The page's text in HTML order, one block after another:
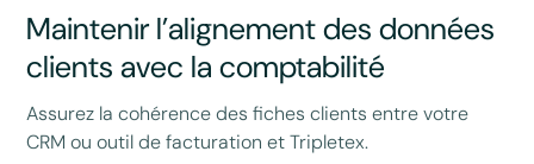
Maintenir l’alignement des données
clients avec la comptabilité
Assurez la cohérence des fiches clients entre votre
CRM ou outil de facturation et Tripletex.